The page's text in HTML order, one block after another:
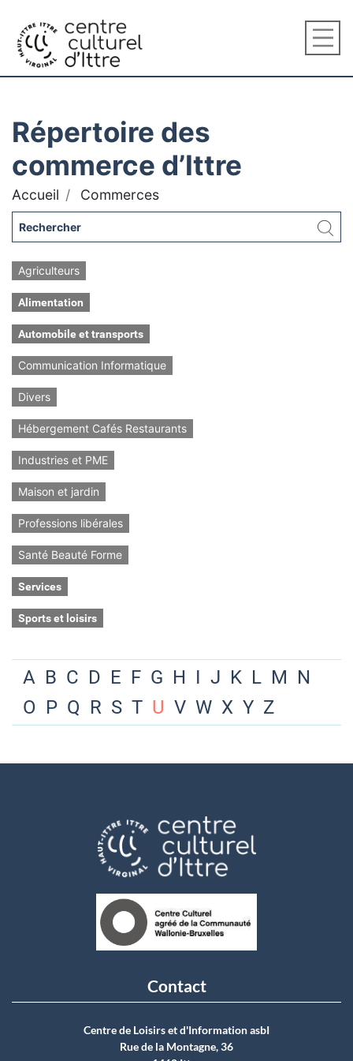
Répertoire des
commerce d’Ittre
Accueil Commerces
Agriculteurs
Alimentation
Automobile et transports
Communication Informatique
Divers
Hébergement Cafés Restaurants
Industries et PME
Maison et jardin
Professions libérales
Santé Beauté Forme
Services
Sports et loisirs
A B C D E F G H I J K L M N
O P Q R S T U V W X Y Z
Contact
Centre de Loisirs et d'Information asbI
Rue de la Montagne, 36